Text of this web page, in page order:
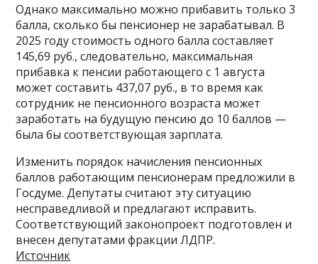
Однако максимально можно прибавить только 3
балла, сколько бы пенсионер не зарабатывал. В
2025 году стоимость одного балла составляет
145,69 руб., следовательно, максимальная
прибавка к пенсии работающего с 1 августа
может составить 437,07 руб., в то время как
сотрудник не пенсионного возраста может
заработать на будущую пенсию до 10 баллов —
была бы соответствующая зарплата.
Изменить порядок начисления пенсионных
баллов работающим пенсионерам предложили в
Госдуме. Депутаты считают эту ситуацию
несправедливой и предлагают исправить.
Соответствующий законопроект подготовлен и
внесен депутатами фракции ЛДПР.
Источник